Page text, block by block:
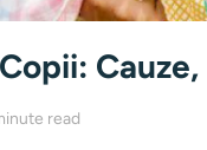
read